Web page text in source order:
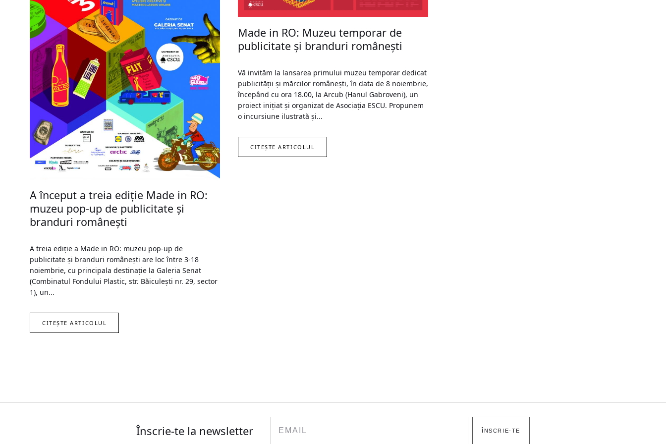
A început a treia ediție Made in RO:
muzeu pop-up de publicitate și
branduri românești
A treia ediție a Made in RO: muzeu pop-up de
publicitate și branduri românești are loc între 3-18
noiembrie, cu principala destinație la Galeria Senat
(Combinatul Fondului Plastic, str. Băiculești nr. 29, sector
1), un...
CITEȘTE ARTICOLUL
Made in RO: Muzeu temporar de
publicitate și branduri românești
Vă invităm la lansarea primului muzeu temporar dedicat
publicității și mărcilor românești, în data de 8 noiembrie,
începând cu ora 18.00, la Arcub (Hanul Gabroveni), un
proiect inițiat și organizat de Asociația ESCU. Propunem
o incursiune ilustrată și...
CITEȘTE ARTICOLUL
Înscrie-te la newsletter ÎNSCRIE-TE